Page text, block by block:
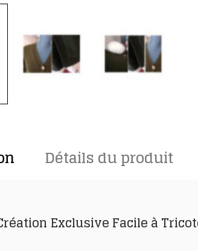
Détails du produit
Exclusive Facile à